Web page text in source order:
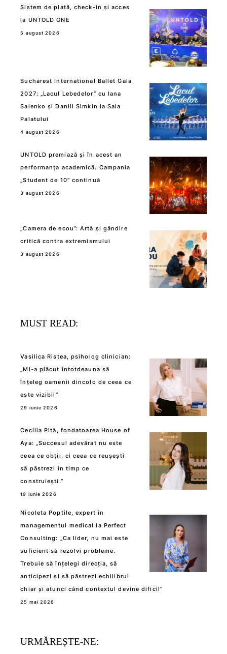
Sistem de plată, check-in și acces
la UNTOLD ONE
5 august 2026
Bucharest International Ballet Gala
2027: „Lacul Lebedelor” cu Iana
Salenko și Daniil Simkin la Sala
Palatului
4 august 2026
UNTOLD premiază și în acest an
performanța academică. Campania
„Student de 10” continuă
3 august 2026
„Camera de ecou”: Artă și gândire
critică contra extremismului
3 august 2026
MUST READ:
Vasilica Ristea, psiholog clinician:
„Mi-a plăcut întotdeauna să
înțeleg oamenii dincolo de ceea ce
este vizibil”
29 iunie 2026
Cecilia Pită, fondatoarea House of
Aya: „Succesul adevărat nu este
ceea ce obții, ci ceea ce reușești
să păstrezi în timp ce
construiești.”
19 iunie 2026
Nicoleta Poptile, expert în
managementul medical la Perfect
Consulting: „Ca lider, nu mai este
suficient să rezolvi probleme.
Trebuie să înțelegi direcția, să
anticipezi și să păstrezi echilibrul
chiar și atunci când contextul devine dificil”
25 mai 2026
URMĂREȘTE-NE: